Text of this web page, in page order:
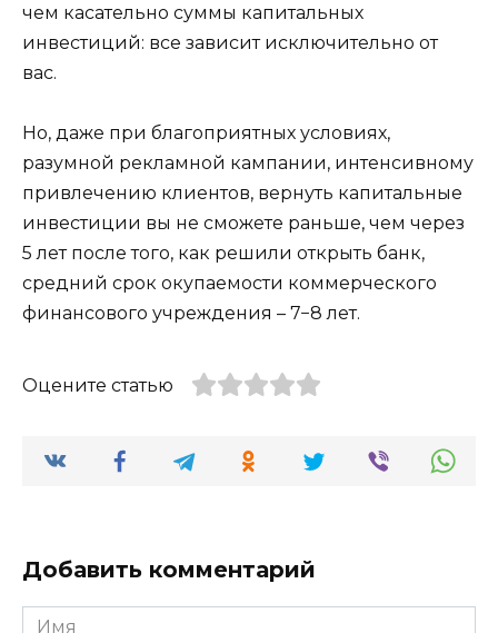
чем касательно суммы капитальных
инвестиций: все зависит исключительно от
вас.
Но, даже при благоприятных условиях,
разумной рекламной кампании, интенсивному
привлечению клиентов, вернуть капитальные
инвестиции вы не сможете раньше, чем через
5 лет после того, как решили открыть банк,
средний срок окупаемости коммерческого
финансового учреждения – 7−8 лет.
Оцените статью
Добавить комментарий
Имя